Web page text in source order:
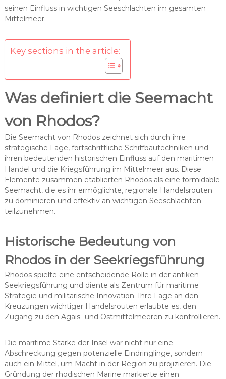
seinen Einfluss in wichtigen Seeschlachten im gesamten
Mittelmeer.
Key sections in the article:
Was definiert die Seemacht
von Rhodos?
Die Seemacht von Rhodos zeichnet sich durch ihre
strategische Lage, fortschrittliche Schiffbautechniken und
ihren bedeutenden historischen Einfluss auf den maritimen
Handel und die Kriegsführung im Mittelmeer aus. Diese
Elemente zusammen etablierten Rhodos als eine formidable
Seemacht, die es ihr ermöglichte, regionale Handelsrouten
zu dominieren und effektiv an wichtigen Seeschlachten
teilzunehmen.
Historische Bedeutung von
Rhodos in der Seekriegsführung
Rhodos spielte eine entscheidende Rolle in der antiken
Seekriegsführung und diente als Zentrum für maritime
Strategie und militärische Innovation. Ihre Lage an den
Kreuzungen wichtiger Handelsrouten erlaubte es, den
Zugang zu den Ägäis- und Ostmittelmeeren zu kontrollieren.
Die maritime Stärke der Insel war nicht nur eine
Abschreckung gegen potenzielle Eindringlinge, sondern
auch ein Mittel, um Macht in der Region zu projizieren. Die
Gründung der rhodischen Marine markierte einen